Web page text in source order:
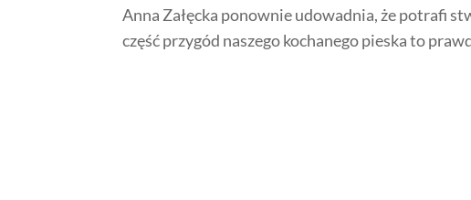
Anna Załęcka ponownie udowadnia, że potrafi
część przygód naszego kochanego pieska to